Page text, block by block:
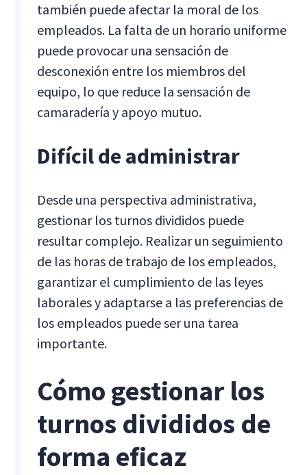
también puede afectar la moral de los
empleados. La falta de un horario uniforme
puede provocar una sensación de
desconexión entre los miembros del
equipo, lo que reduce la sensación de
camaradería y apoyo mutuo.
Difícil de administrar
Desde una perspectiva administrativa,
gestionar los turnos divididos puede
resultar complejo. Realizar un seguimiento
de las horas de trabajo de los empleados,
garantizar el cumplimiento de las leyes
laborales y adaptarse a las preferencias de
los empleados puede ser una tarea
importante.
Cómo gestionar los
turnos divididos de
forma eficaz